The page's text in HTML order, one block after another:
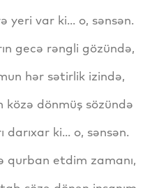
yeri var ki... o, sənsən.
gecə rəngli gözündə,
hər sətirlik izində,
közə dönmüş sözündə
darıxar ki... o, sənsən.
qurban etdim zamanı,